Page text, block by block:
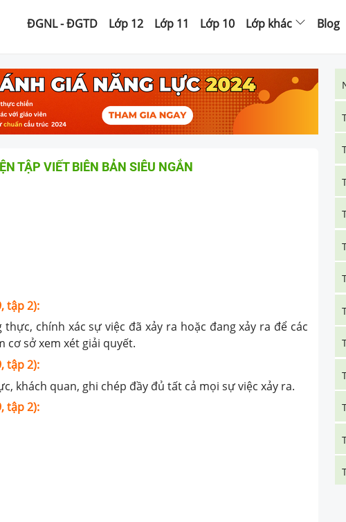
ĐGNL - ĐGTD Lớp 12 Lớp 11 Lớp 10 Lớp khác Blog
TẬP VIẾT BIÊN BẢN SIÊU NGẮN
tập 2):
chính xác sự việc đã xảy ra hoặc đang xảy ra để các
cơ sở xem xét giải quyết.
tập 2):
khách quan, ghi chép đầy đủ tất cả mọi sự việc xảy ra.
tập 2):